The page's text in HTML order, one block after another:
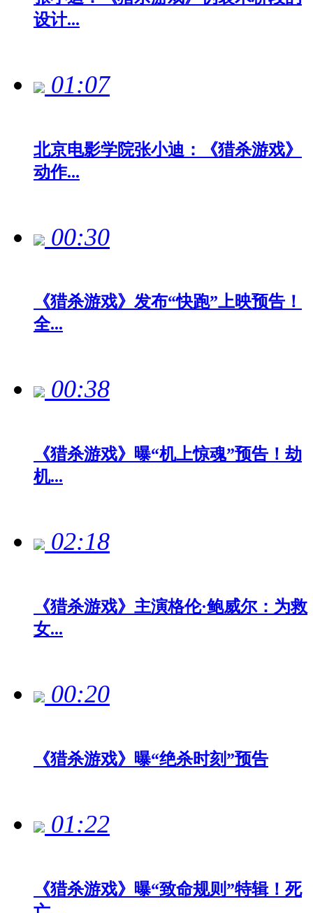
设计...
01:07
北京电影学院张小迪：《猎杀游戏》
动作...
00:30
《猎杀游戏》发布“快跑”上映预告！
全...
00:38
《猎杀游戏》曝“机上惊魂”预告！劫
机...
02:18
《猎杀游戏》主演格伦·鲍威尔：为救
女...
00:20
《猎杀游戏》曝“绝杀时刻”预告
01:22
《猎杀游戏》曝“致命规则”特辑！死